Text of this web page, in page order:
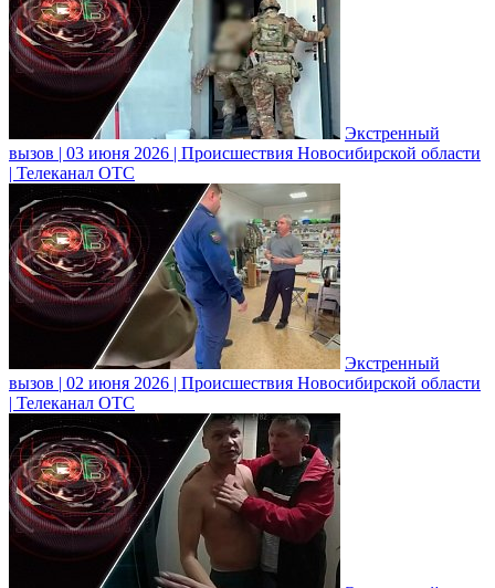
Экстренный
вызов | 03 июня 2026 | Происшествия Новосибирской области
| Телеканал ОТС
Экстренный
вызов | 02 июня 2026 | Происшествия Новосибирской области
| Телеканал ОТС